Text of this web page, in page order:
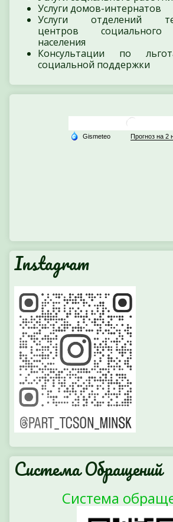
Услуги домов-интернатов
Услуги отделений
центров социального
населения
Консультации по
социальной поддержки
Instagram
Система Обращений
Система